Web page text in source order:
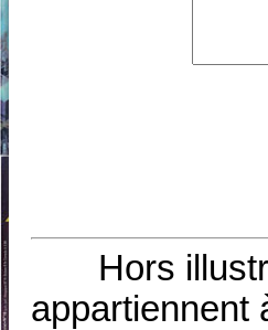
Hors
appartiennent